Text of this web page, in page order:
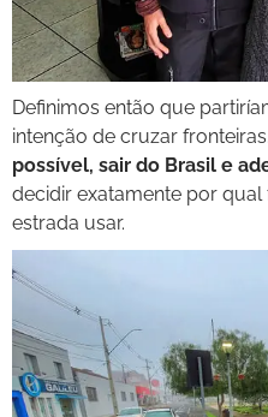
Definimos então que
intenção de cruzar fronteiras.
possível, sair do Brasil e
decidir exatamente por
estrada usar.